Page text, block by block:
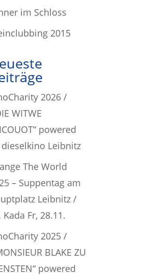
im Schloss
2015
2026 /
WITWE
powered
Leibnitz
The World
– Suppentag am
Leibnitz /
Kada Fr, 28.11.
2025 /
BLAKE ZU
powered